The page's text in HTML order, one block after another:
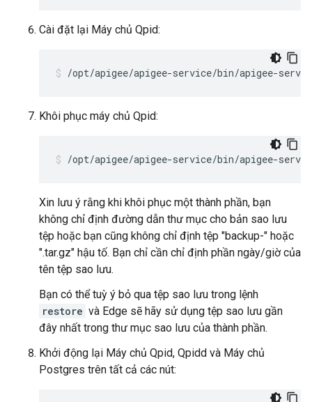
Cài đặt lại Máy chủ Qpid:
/opt/apigee/apigee-service/bin/apigee-
Khôi phục máy chủ Qpid:
/opt/apigee/apigee-service/bin/apigee-
Xin lưu ý rằng khi khôi phục một thành phần, bạn
không chỉ định đường dẫn thư mục cho bản sao lưu
tệp hoặc bạn cũng không chỉ định tệp "backup-" hoặc
".tar.gz" hậu tố. Bạn chỉ cần chỉ định phần ngày/giờ của
tên tệp sao lưu.
Bạn có thể tuỳ ý bỏ qua tệp sao lưu trong lệnh
restore và Edge sẽ hãy sử dụng tệp sao lưu gần
đây nhất trong thư mục sao lưu của thành phần.
Khởi động lại Máy chủ Qpid, Qpidd và Máy chủ
Postgres trên tất cả các nút: